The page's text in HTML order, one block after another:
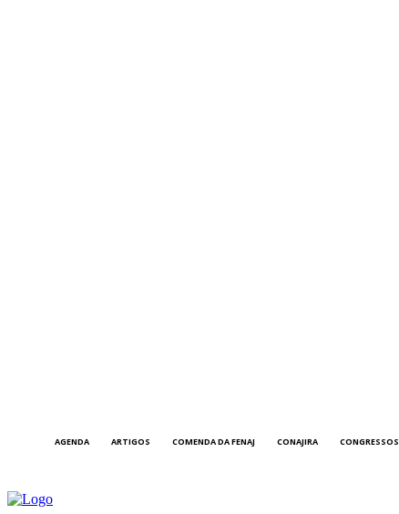
AGENDA ARTIGOS COMENDA DA FENAJ CONAJIRA CONGRESSOS